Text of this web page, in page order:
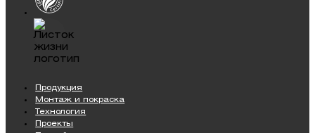
Продукция
Монтаж и покраска
Технология
Проекты